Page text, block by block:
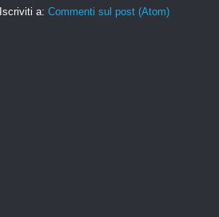
Iscriviti a: Commenti sul post (Atom)